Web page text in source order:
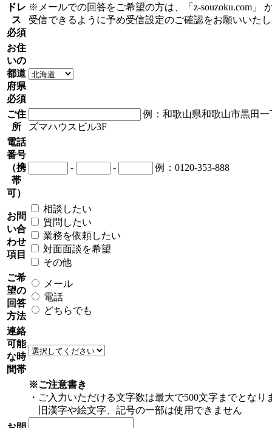
ドレ
ス
必須
※メールでの回答をご希望の方は、「z-souzoku.com」
受信できるように予め受信設定のご確認をお願いいた
お住
いの
都道
府県
必須
ご住
所
例：和歌山県和歌山市黒田一
ズマハウスビル3F
電話
番号
（携
帯
可）
- - 例：0120-353-888
お問
い合
わせ
項目
相談したい
質問したい
業務を依頼したい
対面面談を希望
その他
ご希
望の
回答
方法
メール
電話
どちらでも
連絡
可能
な時
間帯
※ご注意書き
・ご入力いただける文字数は最大で500文字までとなり
旧漢字や絵文字、記号の一部は使用できません